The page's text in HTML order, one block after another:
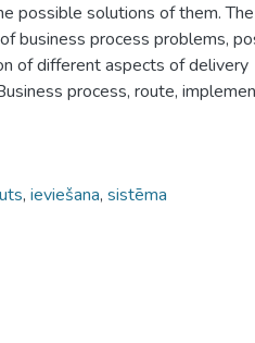
possible solutions of them.
business process problems,
of different aspects of delivery
process, route,
, ieviešana, sistēma